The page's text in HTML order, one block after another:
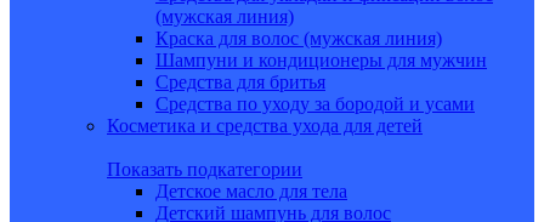
(мужская линия)
Краска для волос (мужская линия)
Шампуни и кондиционеры для мужчин
Средства для бритья
Средства по уходу за бородой и усами
Косметика и средства ухода для детей
Показать подкатегории
Детское масло для тела
Детский шампунь для волос